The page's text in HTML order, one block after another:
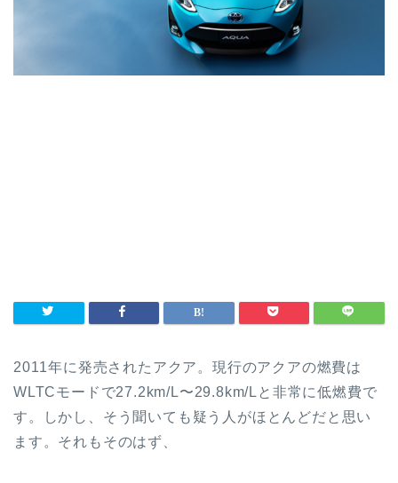
2011年に発売されたアクア。現行のアクアの燃費は
WLTCモードで27.2km/L〜29.8km/Lと非常に低燃費で
す。しかし、そう聞いても疑う人がほとんどだと思い
ます。それもそのはず、